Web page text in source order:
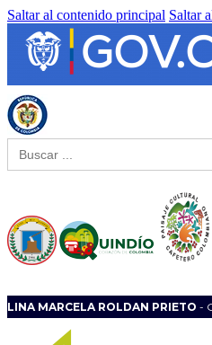
Saltar al contenido principal Saltar
Buscar:
LINA MARCELA ROLDAN PRIETO -